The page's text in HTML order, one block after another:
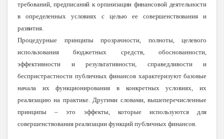
требований, предписаний к организации финансовой деятельности
в определенных условиях с целью ее совершенствования и
развития.
Процедурные принципы прозрачности, полноты, целевого
использования бюджетных средств, обоснованности,
эффективности и результативности, справедливости и
беспристрастности публичных финансов характеризуют базовые
начала их функционирования в конкретных условиях, их
реализацию на практике. Другими словами, вышеперечисленные
принципы – это эффекты, которые используются для
совершенствования реализации функций публичных финансов.